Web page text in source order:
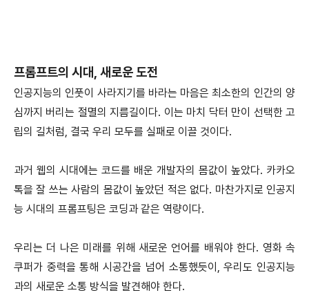
프롬프트의 시대, 새로운 도전
인공지능의 인풋이 사라지기를 바라는 마음은 최소한의 인간의 양
심까지 버리는 절멸의 지름길이다. 이는 마치 닥터 만이 선택한 고
립의 길처럼, 결국 우리 모두를 실패로 이끌 것이다.
과거 웹의 시대에는 코드를 배운 개발자의 몸값이 높았다. 카카오
톡을 잘 쓰는 사람의 몸값이 높았던 적은 없다. 마찬가지로 인공지
능 시대의 프롬프팅은 코딩과 같은 역량이다.
우리는 더 나은 미래를 위해 새로운 언어를 배워야 한다. 영화 속
쿠퍼가 중력을 통해 시공간을 넘어 소통했듯이, 우리도 인공지능
과의 새로운 소통 방식을 발견해야 한다.